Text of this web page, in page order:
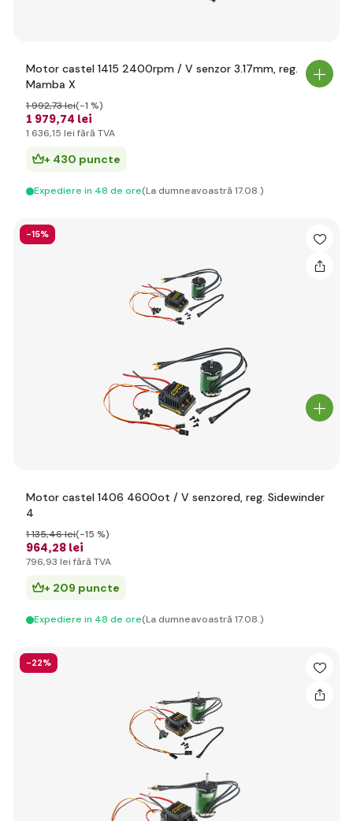
Motor castel 1415 2400rpm / V senzor 3.17mm, reg.
Mamba X
1 979,74 lei
1 992,73 lei(-1 %)
1 636,15 lei fără TVA
+ 430 puncte
Expediere in 48 de ore(La dumneavoastră 17.08.)
-15%
Motor castel 1406 4600ot / V senzored, reg. Sidewinder
4
964,28 lei
1 135,46 lei(-15 %)
796,93 lei fără TVA
+ 209 puncte
Expediere in 48 de ore(La dumneavoastră 17.08.)
-22%